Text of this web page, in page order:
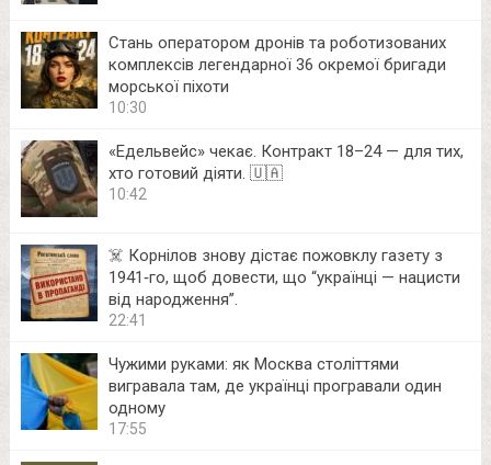
Стань оператором дронів та роботизованих
комплексів легендарної 36 окремої бригади
морської піхоти
10:30
«Едельвейс» чекає. Контракт 18–24 — для тих,
хто готовий діяти. 🇺🇦
10:42
☠️ Корнілов знову дістає пожовклу газету з
1941‑го, щоб довести, що “українці — нацисти
від народження”.
22:41
Чужими руками: як Москва століттями
вигравала там, де українці програвали один
одному
17:55